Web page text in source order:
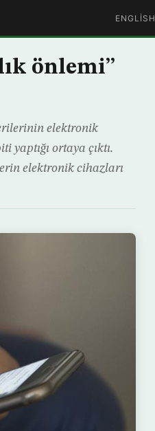
ENGLISH
önlemi”
elektronik
ortaya çıktı.
elektronik cihazları